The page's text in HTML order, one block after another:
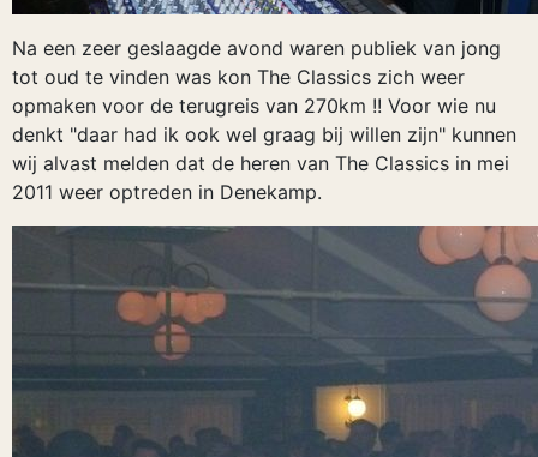
Na een zeer geslaagde avond waren publiek van jong
tot oud te vinden was kon The Classics zich weer
opmaken voor de terugreis van 270km !! Voor wie nu
denkt "daar had ik ook wel graag bij willen zijn" kunnen
wij alvast melden dat de heren van The Classics in mei
2011 weer optreden in Denekamp.